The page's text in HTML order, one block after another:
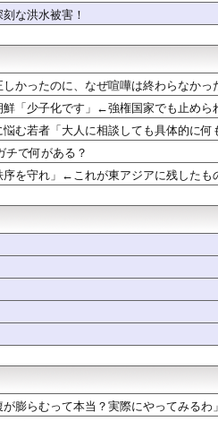
ｗｗｗ
気に
なん
ー
育児
乃木
えす
ミリ
現場はサーフィンで...
常識
なぜ喧嘩は終わらなか...
│米
AIのせいで失業し...
(*ﾟ∀
ら数百メートル下の急...
登
咲-Saki-」「ら...
ああ
文香「ゲーム……です...
こでもう全部の説明が...
場わずか10日で...
韓国
SS！
８０
ゆる
ちょっとびっくりしま...
けお
モ
乃木
しなんて出来ないしキ...
はー
な洪水被害！
かったのに、なぜ喧嘩は終わらなかっ
「少子化です」←強権国家でも止めら
む若者「大人に相談しても具体的に
チで何がある？
序を守れ」←これが東アジアに残したも
膨らむって本当？実際にやってみる